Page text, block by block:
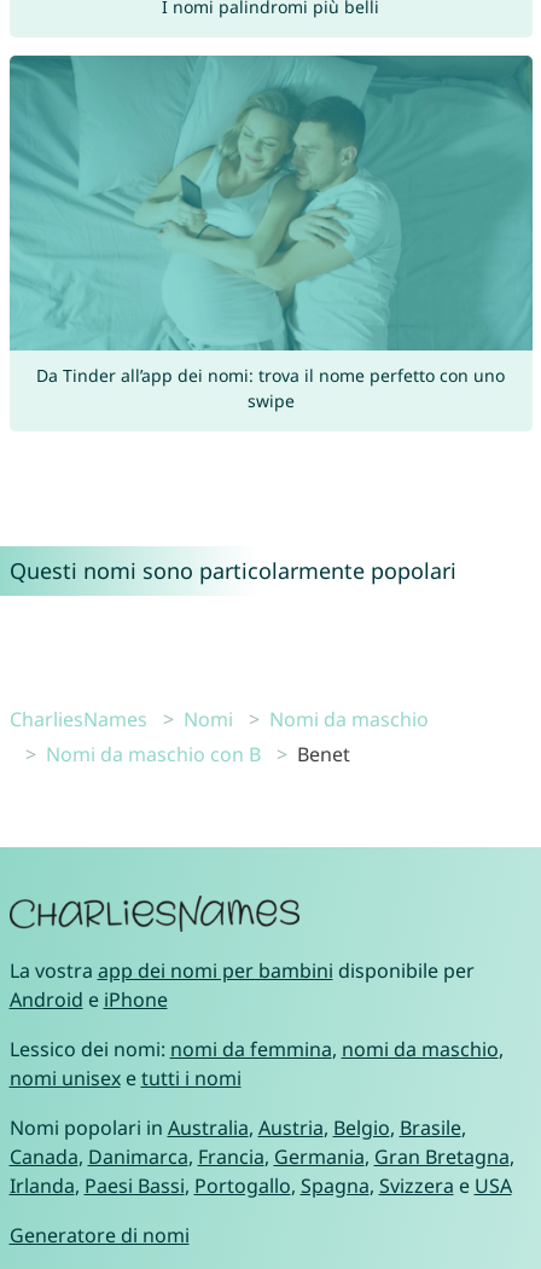
I nomi palindromi più belli
Da Tinder all’app dei nomi: trova il nome perfetto con uno
swipe
Questi nomi sono particolarmente popolari
CharliesNames Nomi
Nomi da maschio
Nomi da maschio con B
Benet
La vostra app dei nomi per bambini disponibile per
Android e iPhone
Lessico dei nomi: nomi da femmina, nomi da maschio,
nomi unisexetutti i nomi
Nomi popolari in Australia, Austria, Belgio, Brasile,
Canada, Danimarca, Francia, Germania, Gran Bretagna,
Irlanda, Paesi Bassi, Portogallo, Spagna, Svizzera e USA
Generatore di nomi